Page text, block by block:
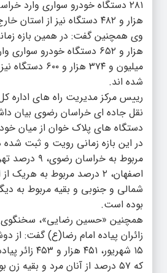
هزار و ۴۸۲ دستگاه نیز از استان خارج شده اند.
هزار و ۶۵۲ دستگاه خودرو
میلیون و ۳۷۴
شده اند.
رییس مرکز مدیریت راه های اداره
نقل جاده ای خراسان رضوی بیان
دستگاه های پلاک خوان از میان
مربوط به
اصفهان، ۲ درصد مربوط به
شمالی و جنوبی و بقیه مربوط به
بوده است.
همچنین «حسین رضایی»، سخنگوی
زائران پیاده امام رضا(ع) گفت: از
۱۵ شهریور،
که ۵۷ درصد از آنان مرد و بقیه زن بوده اند.